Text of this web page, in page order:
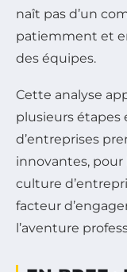
naît pas d’un
patiemment et
des équipes.
Cette analyse
plusieurs étapes
d’entreprises
innovantes,
culture
facteur
l’aventure